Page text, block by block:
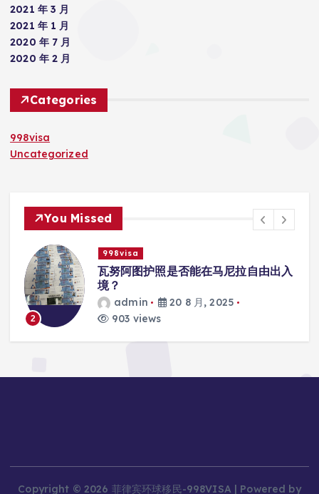
2021 年 3 月
2021 年 1 月
2020 年 7 月
2020 年 2 月
Categories
998visa
Uncategorized
You Missed
2
998visa
瓦努阿图护照是否能在马尼拉自由出入
境？
admin
20 8 月, 2025
903 views
Copyright © 2026 菲律宾环球移民-998VISA | Powered by